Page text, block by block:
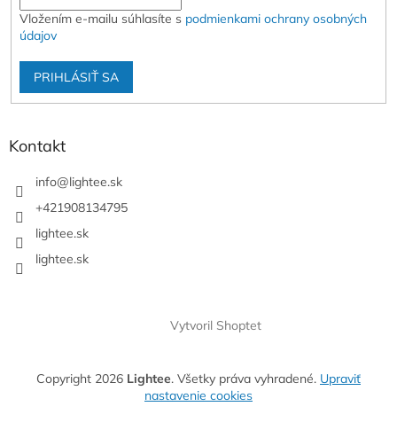
Vložením e-mailu súhlasíte s podmienkami ochrany osobných
údajov
PRIHLÁSIŤ SA
Kontakt
info@lightee.sk
+421908134795
lightee.sk
lightee.sk
Vytvoril Shoptet
Copyright 2026 Lightee. Všetky práva vyhradené. Upraviť
nastavenie cookies